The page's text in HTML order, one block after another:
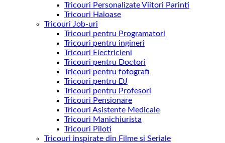
Tricouri Personalizate Viitori Parinti
Tricouri Haioase
Tricouri Job-uri
Tricouri pentru Programatori
Tricouri pentru ingineri
Tricouri Electricieni
Tricouri pentru Doctori
Tricouri pentru fotografi
Tricouri pentru DJ
Tricouri pentru Profesori
Tricouri Pensionare
Tricouri Asistente Medicale
Tricouri Manichiurista
Tricouri Piloti
Tricouri inspirate din Filme si Seriale